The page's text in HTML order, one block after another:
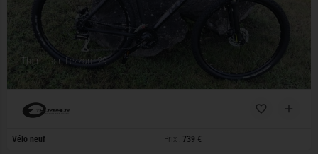
Thompson Lézzard 29
Vélo neuf Prix : 739 €